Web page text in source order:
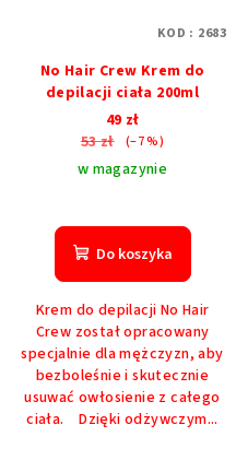
No Hair Crew Krem do
depilacji ciała 200ml
49 zł
53 zł
(–7 %)
w magazynie
ocena
produktu
na
5
gwiazdek.
Do koszyka
Krem do depilacji No Hair
Crew został opracowany
specjalnie dla mężczyzn, aby
bezboleśnie i skutecznie
usuwać owłosienie z całego
ciała. Dzięki odżywczym...
KOD : 2683